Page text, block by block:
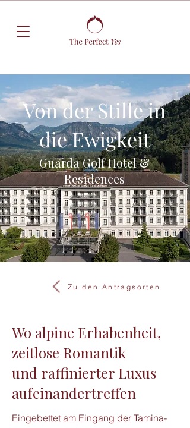
Von der Stille in
die Ewigkeit
Guarda Golf Hotel &
Residences
Zu den Antragsorten
Wo alpine Erhabenheit,
zeitlose Romantik
und raffinierter Luxus
aufeinandertreffen
Eingebettet am Eingang der Tamina-